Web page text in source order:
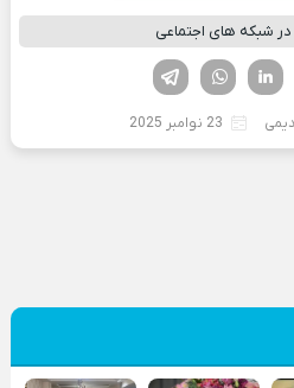
در شبکه های اجتماعی
لینکدین تویتر
فیسوک
23 نوامبر 2025